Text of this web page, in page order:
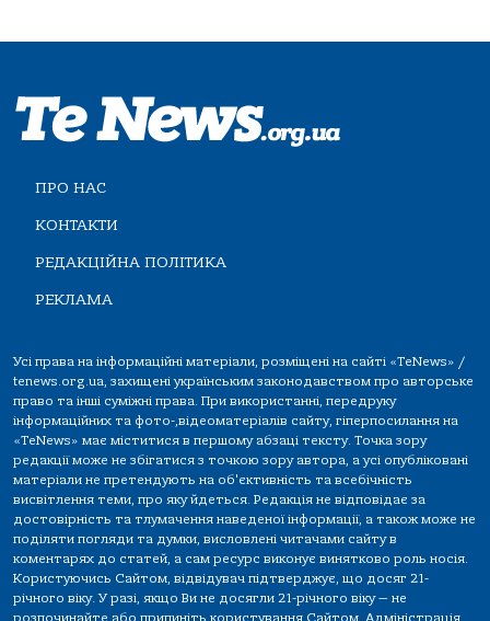
ПРО НАС
КОНТАКТИ
РЕДАКЦІЙНА ПОЛІТИКА
РЕКЛАМА
Усі права на інформаційні матеріали, розміщені на сайті «TeNews» /
tenews.org.ua, захищені українським законодавством про авторське
право та інші суміжні права. При використанні, передруку
інформаційних та фото-,відеоматеріалів сайту, гіперпосилання на
«TeNews» має міститися в першому абзаці тексту. Точка зору
редакції може не збігатися з точкою зору автора, а усі опубліковані
матеріали не претендують на об'єктивність та всебічність
висвітлення теми, про яку йдеться. Редакція не відповідає за
достовірність та тлумачення наведеної інформації, а також може не
поділяти погляди та думки, висловлені читачами сайту в
коментарях до статей, а сам ресурс виконує винятково роль носія.
Користуючись Сайтом, відвідувач підтверджує, що досяг 21-
річного віку. У разі, якщо Ви не досягли 21-річного віку — не
розпочинайте або припиніть користування Сайтом. Адміністрація